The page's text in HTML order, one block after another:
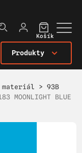
Produkty
Košík
materiál >93B
MOONLIGHT BLUE